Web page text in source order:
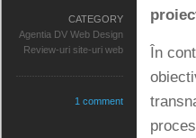
În
CATEGORY
Agentia DV Web Design
Review-uri site-uri web
1 comment